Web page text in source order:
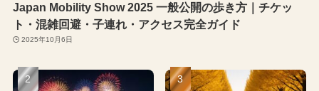
Japan Mobility Show 2025 一般公開の歩き方｜チケッ
ト・混雑回避・子連れ・アクセス完全ガイド
2025年10月6日